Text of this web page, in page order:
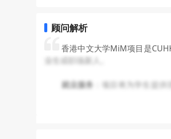
顾问解析
香港中文大学MiM项目是
业生或职场新人。
就业服务 ：项目将为学生提
备等。学生可以通过参观公司，